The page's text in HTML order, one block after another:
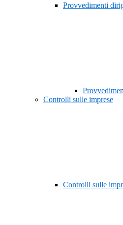
Provvedimenti
Controlli sulle imprese
Controlli sulle